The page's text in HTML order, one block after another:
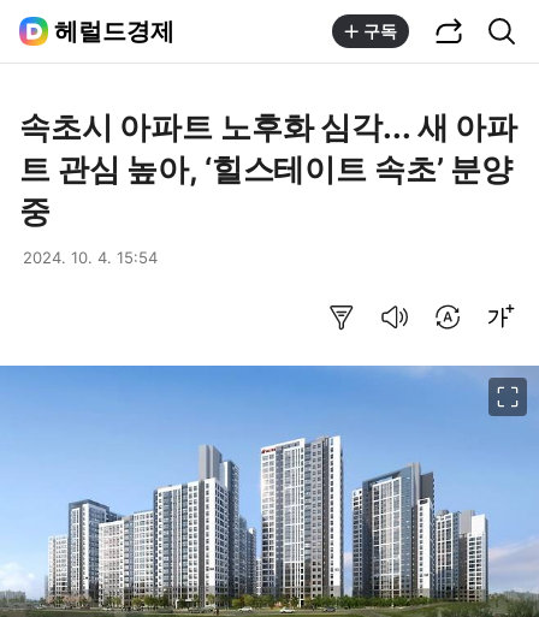
헤럴드경제 구독
속초시 아파트 노후화 심각... 새 아파
트 관심 높아, ‘힐스테이트 속초’ 분양
중
2024. 10. 4. 15:54